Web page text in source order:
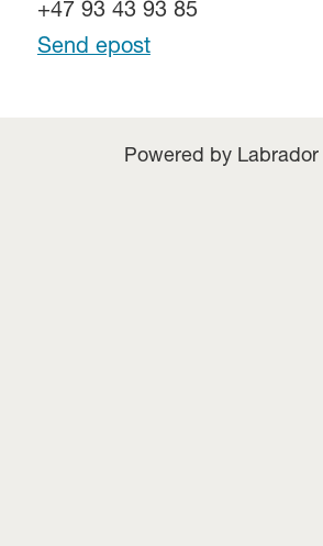
+47 93 43 93 85
Send epost
Powered by Labrador